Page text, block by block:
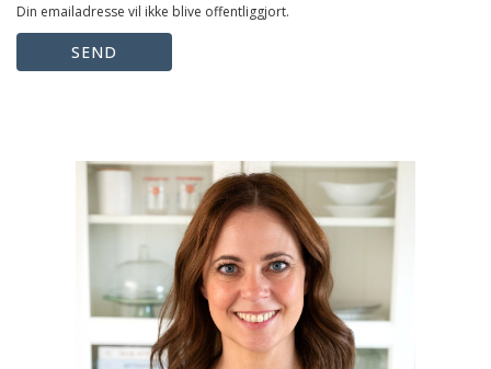
Din emailadresse vil ikke blive offentliggjort.
SEND